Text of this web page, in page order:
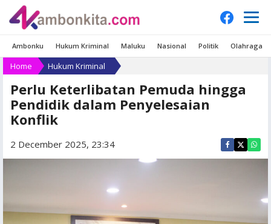
Ambonku Hukum Kriminal Maluku Nasional Politik Olahraga
Home Hukum Kriminal
Perlu Keterlibatan Pemuda hingga
Pendidik dalam Penyelesaian
Konflik
2 December 2025, 23:34